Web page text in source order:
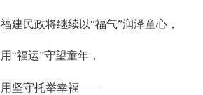
福建民政将继续以“福气”润泽童心，
用“福运”守望童年，
用坚守托举幸福——